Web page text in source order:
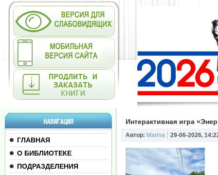
НАВИГАЦИЯ
ГЛАВНАЯ
О БИБЛИОТЕКЕ
ПОДРАЗДЕЛЕНИЯ
Интерактивная игра
Автор: Marina 29-06-2026,